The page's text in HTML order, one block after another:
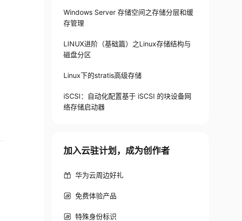
Windows Server 存储空间之存储分层和缓
存管理
LINUX进阶（基础篇）之Linux存储结构与
磁盘分区
Linux下的stratis高级存储
iSCSI：自动化配置基于 iSCSI 的块设备网
络存储启动器
加入云驻计划，成为创作者
华为云周边好礼
免费体验产品
特殊身份标识